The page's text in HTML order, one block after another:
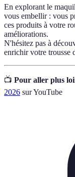
En explorant le
vous embellir : vous
ces produits à votre
améliorations.
N'hésitez pas à
enrichir votre trousse
📺 Pour aller plus
2026 sur YouTube